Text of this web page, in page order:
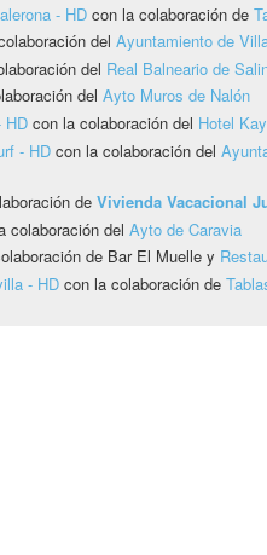
- HD con la colaboración de
del Ayuntamiento de
del Real Balneario de
del Ayto Muros de Nalón
HD con la colaboración del Hotel
- HD con la colaboración del
de Vivienda Vacacional
colaboración del Ayto de Caravia
de Bar El Muelle y
- HD con la colaboración de